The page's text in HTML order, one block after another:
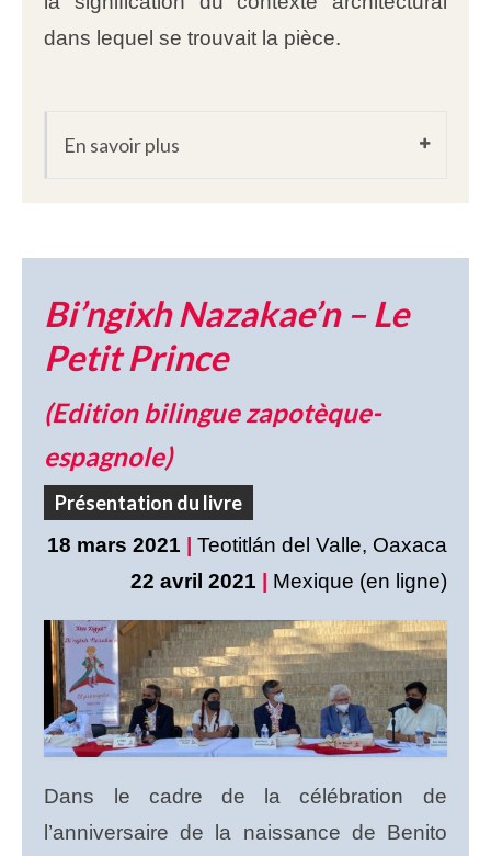
dans lequel se trouvait la pièce.
En savoir plus
Bi’ngixh Nazakae’n – Le
Petit Prince
(Edition bilingue zapotèque-
espagnole)
Présentation du livre
18 mars 2021 | Teotitlán del Valle, Oaxaca
22 avril 2021 | Mexique (en ligne)
Dans le cadre de la célébration de
l’anniversaire de la naissance de Benito